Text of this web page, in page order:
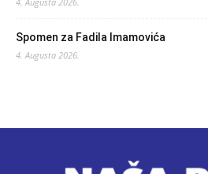
Spomen za Fadila Imamovića
4. Augusta 2026.